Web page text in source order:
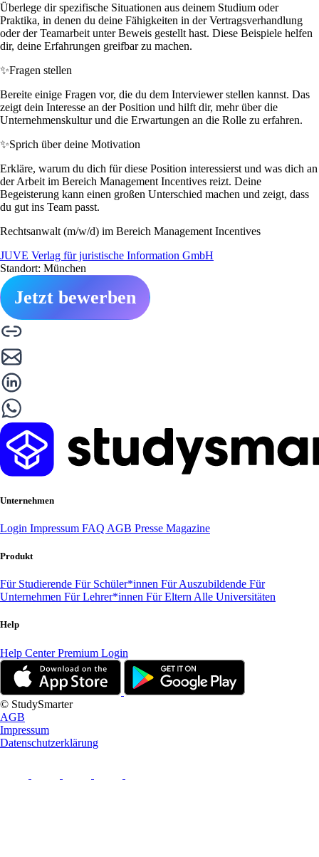
Überlege dir spezifische Situationen aus deinem Studium oder
Praktika, in denen du deine Fähigkeiten in der Vertragsverhandlung
oder der Teamarbeit unter Beweis gestellt hast. Diese Beispiele helfen
dir, deine Erfahrungen greifbar zu machen.
✨Fragen stellen
Bereite einige Fragen vor, die du dem Interviewer stellen kannst. Das
zeigt dein Interesse an der Position und hilft dir, mehr über die
Unternehmenskultur und die Erwartungen an die Rolle zu erfahren.
✨Sprich über deine Motivation
Erkläre, warum du dich für diese Position interessierst und was dich an
der Arbeit im Bereich Management Incentives reizt. Deine
Begeisterung kann einen großen Unterschied machen und zeigt, dass
du gut ins Team passt.
Rechtsanwalt (m/w/d) im Bereich Management Incentives
JUVE Verlag für juristische Information GmbH
Standort: München
Jetzt bewerben
Unternehmen
Login Impressum FAQ AGB Presse Magazine
Produkt
Für Studierende Für Schüler*innen Für Auszubildende Für
Unternehmen Für Lehrer*innen Für Eltern Alle Universitäten
Help
Help CenterPremium Login
© StudySmarter
AGB
Impressum
Datenschutzerklärung